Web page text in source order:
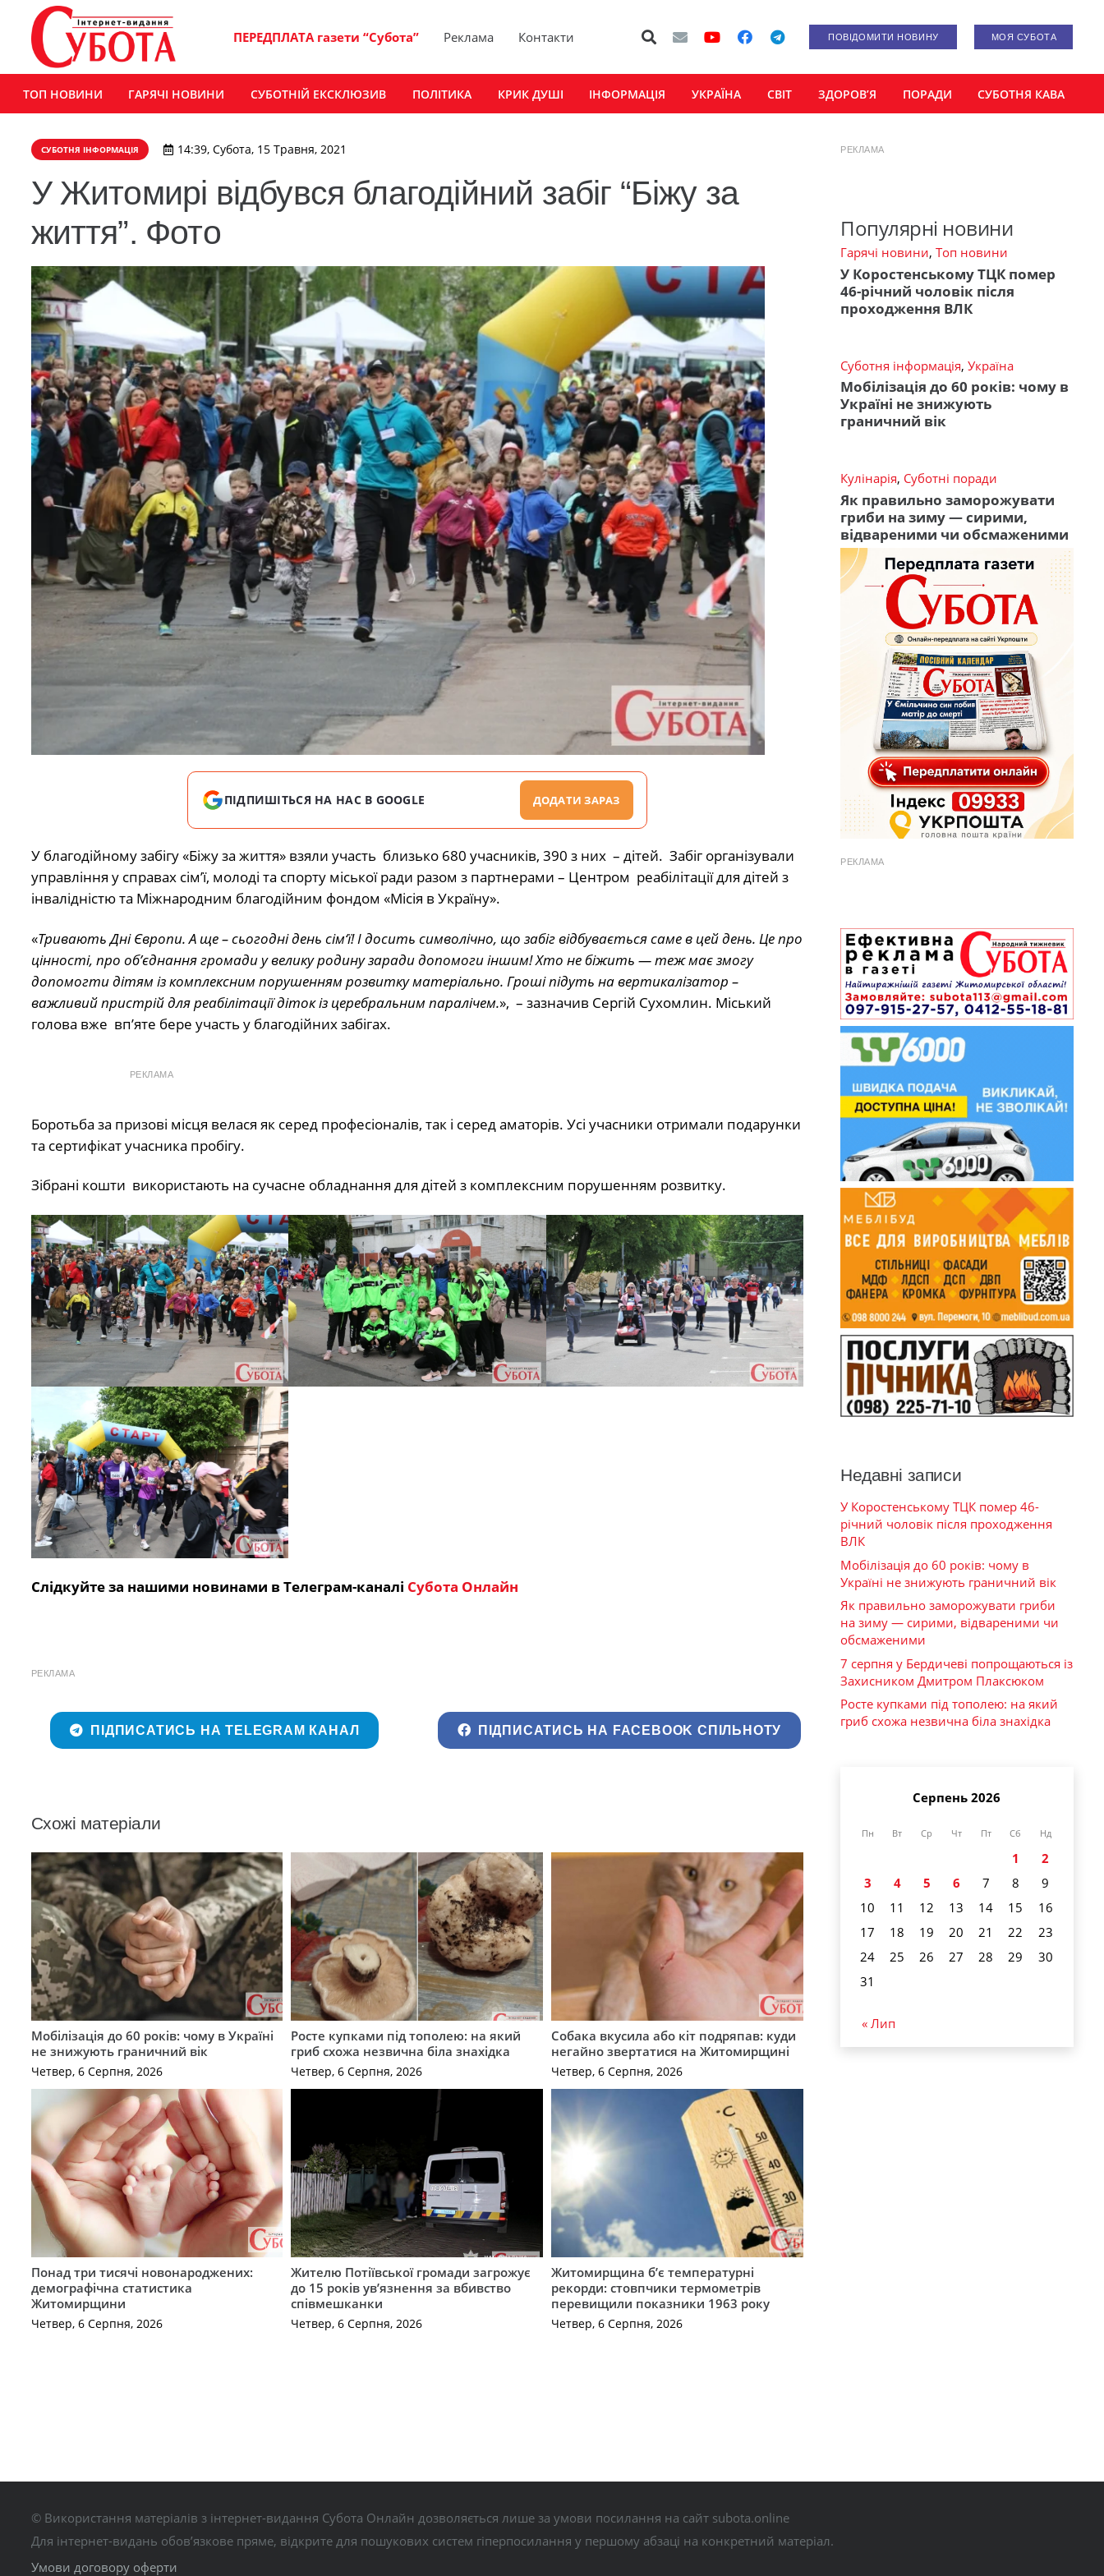
ПЕРЕДПЛАТА газети “Субота” Реклама Контакти ПОВІДОМИТИ НОВИНУ МОЯ СУБОТА
ТОП НОВИНИ ГАРЯЧІ НОВИНИ СУБОТНІЙ ЕКСКЛЮЗИВ ПОЛІТИКА КРИК ДУШІ ІНФОРМАЦІЯ УКРАЇНА СВІТ ЗДОРОВ’Я ПОРАДИ СУБОТНЯ КАВА
СУБОТНЯ ІНФОРМАЦІЯ 14:39, Субота, 15 Травня, 2021
У Житомирі відбувся благодійний забіг “Біжу за
життя”. Фото
ПІДПИШІТЬСЯ НА НАС В GOOGLE ДОДАТИ ЗАРАЗ
У благодійному забігу «Біжу за життя» взяли участь близько 680 учасників, 390 з них – дітей. Забіг організували
управління у справах сім’ї, молоді та спорту міської ради разом з партнерами – Центром реабілітації для дітей з
інвалідністю та Міжнародним благодійним фондом «Місія в Україну».
«Тривають Дні Європи. А ще – сьогодні день сім‘ї! І досить символічно, що забіг відбувається саме в цей день. Це про
цінності, про об’єднання громади у велику родину заради допомоги іншим! Хто не біжить — теж має змогу
допомогти дітям із комплексним порушенням розвитку матеріально. Гроші підуть на вертикалізатор –
важливий пристрій для реабілітації діток із церебральним паралічем.», – зазначив Сергій Сухомлин. Міський
голова вже вп’яте бере участь у благодійних забігах.
РЕКЛАМА
Боротьба за призові місця велася як серед професіоналів, так і серед аматорів. Усі учасники отримали подарунки
та сертифікат учасника пробігу.
Зібрані кошти використають на сучасне обладнання для дітей з комплексним порушенням розвитку.
Слідкуйте за нашими новинами в Телеграм-каналі Субота Онлайн
РЕКЛАМА
ПІДПИСАТИСЬ НА TELEGRAM КАНАЛ ПІДПИСАТИСЬ НА FACEBOOK СПІЛЬНОТУ
Схожі матеріали
Мобілізація до 60 років: чому в Україні
не знижують граничний вік
Четвер, 6 Серпня, 2026
Росте купками під тополею: на який
гриб схожа незвична біла знахідка
Четвер, 6 Серпня, 2026
Собака вкусила або кіт подряпав: куди
негайно звертатися на Житомирщині
Четвер, 6 Серпня, 2026
Понад три тисячі новонароджених:
демографічна статистика
Житомирщини
Четвер, 6 Серпня, 2026
Жителю Потіївської громади загрожує
до 15 років ув’язнення за вбивство
співмешканки
Четвер, 6 Серпня, 2026
Житомирщина б’є температурні
рекорди: стовпчики термометрів
перевищили показники 1963 року
Четвер, 6 Серпня, 2026
РЕКЛАМА
Популярні новини
Гарячі новини, Топ новини
У Коростенському ТЦК помер
46-річний чоловік після
проходження ВЛК
Суботня інформація, Україна
Мобілізація до 60 років: чому в
Україні не знижують
граничний вік
Кулінарія, Суботні поради
Як правильно заморожувати
гриби на зиму — сирими,
відвареними чи обсмаженими
РЕКЛАМА
Недавні записи
У Коростенському ТЦК помер 46-
річний чоловік після проходження
ВЛК
Мобілізація до 60 років: чому в
Україні не знижують граничний вік
Як правильно заморожувати гриби
на зиму — сирими, відвареними чи
обсмаженими
7 серпня у Бердичеві попрощаються із
Захисником Дмитром Плаксюком
Росте купками під тополею: на який
гриб схожа незвична біла знахідка
Серпень 2026
Пн Вт Ср Чт Пт Сб Нд
1
2
3
4 5 6 7 8
9
10
11 12 13 14 15
16
17
18 19 20 21 22
23
24
25 26 27 28 29
30
31
« Лип
© Використання матеріалів з інтернет-видання Субота Онлайн дозволяється лише за умови посилання на сайт subota.online
Для інтернет-видань обов’язкове пряме, відкрите для пошукових систем гіперпосилання у першому абзаці на конкретний матеріал.
Умови договору оферти